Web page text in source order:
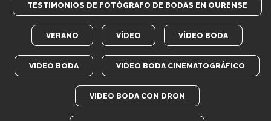
TESTIMONIOS DE FOTÓGRAFO DE BODAS EN OURENSE
VERANO VÍDEO VÍDEO BODA
VIDEO BODA VIDEO BODA CINEMATOGRÁFICO
VIDEO BODA CON DRON